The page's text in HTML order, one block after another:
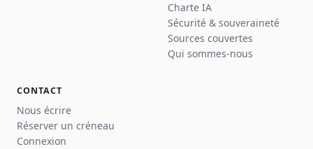
Charte IA
Sécurité & souveraineté
Sources couvertes
Qui sommes-nous
CONTACT
Nous écrire
Réserver un créneau
Connexion